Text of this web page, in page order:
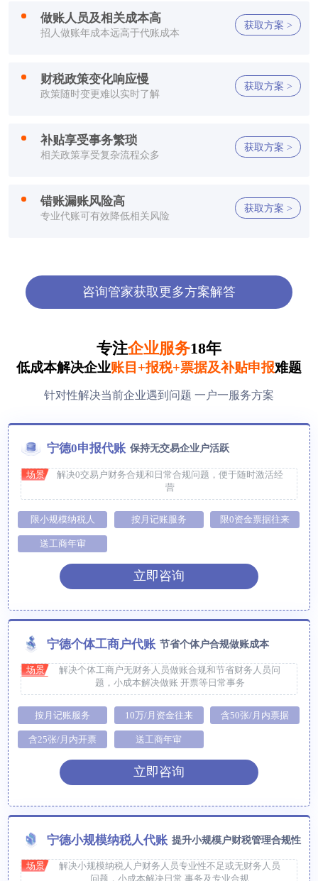
方** 150****2321 1小时前
方** 150****7886 1小时前
郑** 132****2659
方** 150****2321 1小时前
做账人员及相关成本高
招人做账年成本远高于代账成本
获取方案 >
财税政策变化响应慢
政策随时变更难以实时了解
获取方案 >
补贴享受事务繁琐
相关政策享受复杂流程众多
获取方案 >
错账漏账风险高
专业代账可有效降低相关风险
获取方案 >
咨询管家获取更多方案解答
专注企业服务18年
低成本解决企业账目+报税+票据及补贴申报难题
针对性解决当前企业遇到问题 一户一服务方案
宁德0申报代账 保持无交易企业户活跃
场景
解决0交易户财务合规和日常合规问题，便于随时激活经
营
限小规模纳税人 按月记账服务 限0资金票据往来
送工商年审
立即咨询
宁德个体工商户代账 节省个体户合规做账成本
场景
解决个体工商户无财务人员做账合规和节省财务人员问
题，小成本解决做账 开票等日常事务
按月记账服务 10万/月资金往来 含50张/月内票据
含25张/月内开票 送工商年审
立即咨询
宁德小规模纳税人代账 提升小规模户财税管理合规性
场景
解决小规模纳税人户财务人员专业性不足或无财务人员
问题，小成本解决日常 事务及专业合规